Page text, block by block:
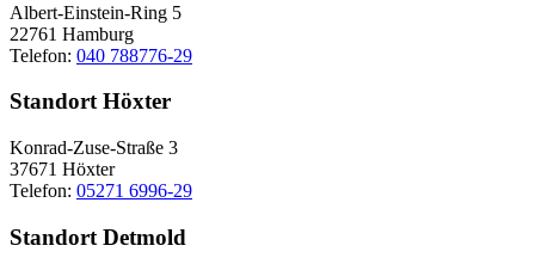
Albert-Einstein-Ring 5
22761 Hamburg
Telefon: 040 788776-29
Standort Höxter
Konrad-Zuse-Straße 3
37671 Höxter
Telefon: 05271 6996-29
Standort Detmold